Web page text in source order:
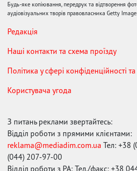
Будь-яке копіювання, передрук та відтворення
аудіовізуальних творів правовласника Getty
Редакція
Наші контакти та схема проїзду
Політика у сфері конфіденційності
Користувача угода
З питань реклами звертайтесь:
Відділ роботи з прямими клієнтами:
reklama@mediadim.com.ua Тел: +38
(044) 207-97-00
Відділ роботи з РА: Тел./факс: +38